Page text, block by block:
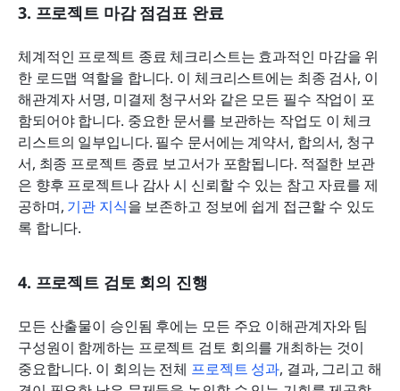
3. 프로젝트 마감 점검표 완료
체계적인 프로젝트 종료 체크리스트는 효과적인 마감을 위
한 로드맵 역할을 합니다. 이 체크리스트에는 최종 검사, 이
해관계자 서명, 미결제 청구서와 같은 모든 필수 작업이 포
함되어야 합니다. 중요한 문서를 보관하는 작업도 이 체크
리스트의 일부입니다. 필수 문서에는 계약서, 합의서, 청구
서, 최종 프로젝트 종료 보고서가 포함됩니다. 적절한 보관
은 향후 프로젝트나 감사 시 신뢰할 수 있는 참고 자료를 제
공하며, 기관 지식을 보존하고 정보에 쉽게 접근할 수 있도
록 합니다.
4. 프로젝트 검토 회의 진행
모든 산출물이 승인됨 후에는 모든 주요 이해관계자와 팀
구성원이 함께하는 프로젝트 검토 회의를 개최하는 것이
중요합니다. 이 회의는 전체 프로젝트 성과, 결과, 그리고 해